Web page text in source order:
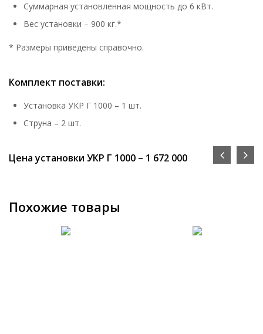
Суммарная установленная мощность до 6 кВт.
Вес установки – 900 кг.*
* Размеры приведены справочно.
Комплект поставки:
Установка УКР Г 1000 – 1 шт.
Струна – 2 шт.
Цена установки УКР Г 1000 – 1 672 000
Похожие товары